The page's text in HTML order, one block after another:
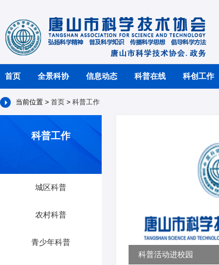
首页 全景科协 信息动态 科普在线 科创工作
当前位置 > 首页 > 科普工作
科普工作
城区科普
农村科普
青少年科普
科普活动进校园